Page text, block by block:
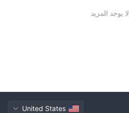
لا يوجد المزيد
United States